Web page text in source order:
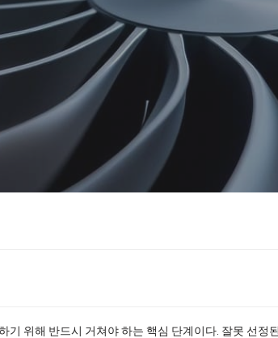
위해 반드시 거쳐야 하는 핵심 단계이다. 잘못 선정